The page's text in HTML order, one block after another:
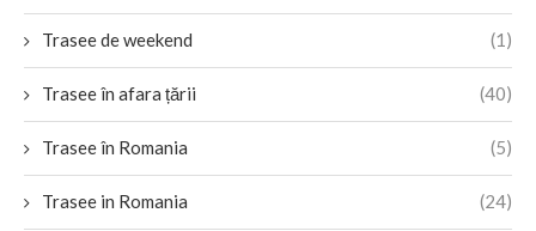
Trasee de weekend (1)
Trasee în afara țării (40)
Trasee în Romania (5)
Trasee in Romania (24)